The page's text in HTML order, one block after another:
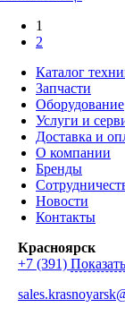
1
2
Каталог
Запчасти
Оборудование
Услуги и
Доставка и
О компании
Бренды
Новости
Контакты
Красноярск
+7 (391) Показать